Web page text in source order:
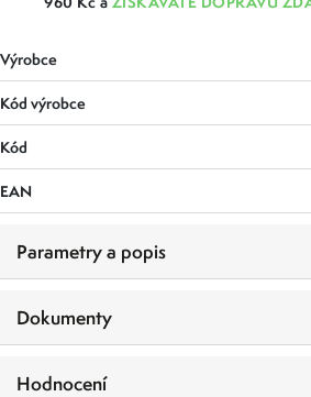
Výrobce
Kód výrobce
Kód
EAN
Parametry a popis
Dokumenty
Hodnocení